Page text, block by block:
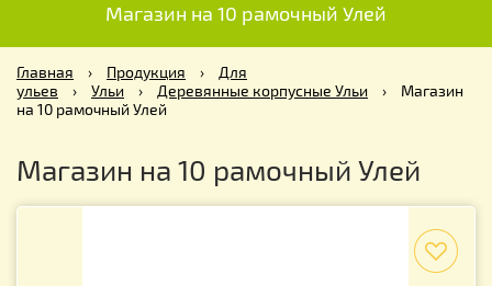
Магазин на 10 рамочный Улей
Главная › Продукция ›
Для
ульев
› Ульи › Деревянные корпусные Ульи ›
Магазин
на 10 рамочный Улей
Магазин на 10 рамочный Улей